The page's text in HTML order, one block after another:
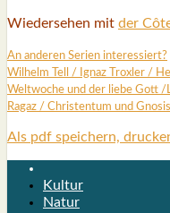
Wie­der­se­hen mit der
An ande­ren Seri­en inter­es­siert?
Wil­helm Tell
/ Ignaz Trox­ler /
Welt­wo­che und der lie­be Gott /
Ragaz / Chris­ten­tum und Gno­sis
Als pdf speichern,
Kultur
Natur